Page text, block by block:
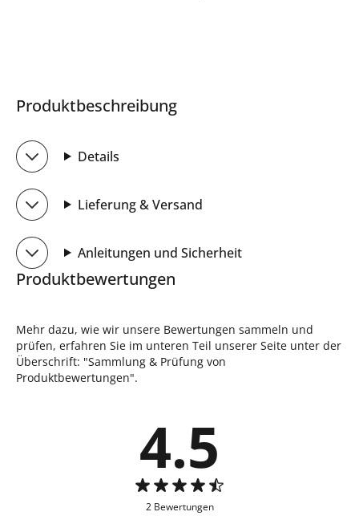
Produktbeschreibung
Details
Lieferung & Versand
Anleitungen und Sicherheit
Produktbewertungen
Mehr dazu, wie wir unsere Bewertungen sammeln und
prüfen, erfahren Sie im unteren Teil unserer Seite unter der
Überschrift: "Sammlung & Prüfung von
Produktbewertungen".
4.5
2 Bewertungen